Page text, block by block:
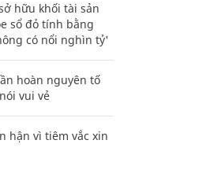
hữu khối tài sản
sổ đỏ tính bằng
có nổi nghìn tỷ'
hoàn nguyên tố
vui vẻ
hận vì tiêm vắc xin